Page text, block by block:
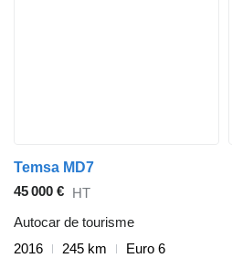
Temsa MD7
45 000 € HT
Autocar de tourisme
2016
245 km
Euro 6